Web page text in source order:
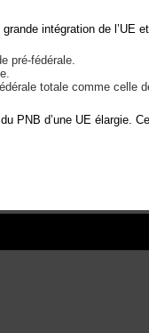
intégration de l’UE
pré-fédérale.
totale comme celle
PNB d’une UE élargie.